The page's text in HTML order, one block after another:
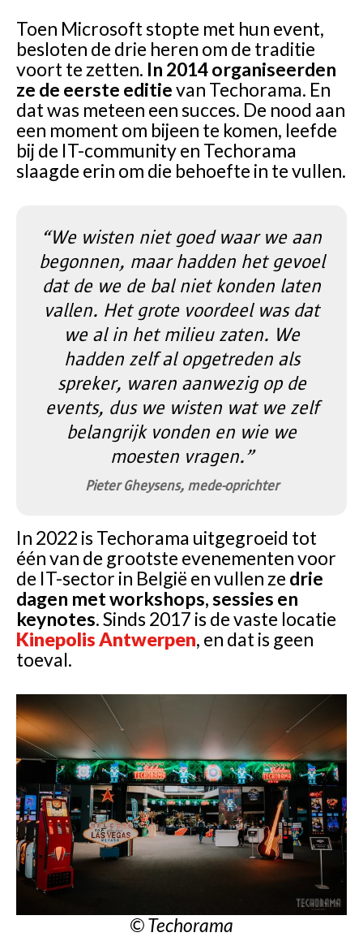
Toen Microsoft stopte met hun event,
besloten de drie heren om de traditie
voort te zetten. In 2014 organiseerden
ze de eerste editievan Techorama. En
dat was meteen een succes. De nood aan
een moment om bijeen te komen, leefde
bij de IT-community en Techorama
slaagde erin om die behoefte in te vullen.
“We wisten niet goed waar we aan
begonnen, maar hadden het gevoel
dat de we de bal niet konden laten
vallen. Het grote voordeel was dat
we al in het milieu zaten. We
hadden zelf al opgetreden als
spreker, waren aanwezig op de
events, dus we wisten wat we zelf
belangrijk vonden en wie we
moesten vragen.”
Pieter Gheysens, mede-oprichter
In 2022 is Techorama uitgegroeid tot
één van de grootste evenementen voor
de IT-sector in België en vullen ze drie
dagen met workshops, sessies en
keynotes. Sinds 2017 is de vaste locatie
Kinepolis Antwerpen, en dat is geen
toeval.
© Techorama